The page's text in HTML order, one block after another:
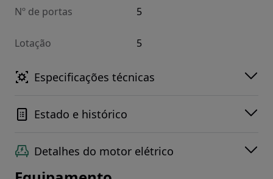
Nº de portas 5
Lotação 5
Especificações técnicas
Estado e histórico
Detalhes do motor elétrico